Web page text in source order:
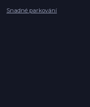
Snadné parkování